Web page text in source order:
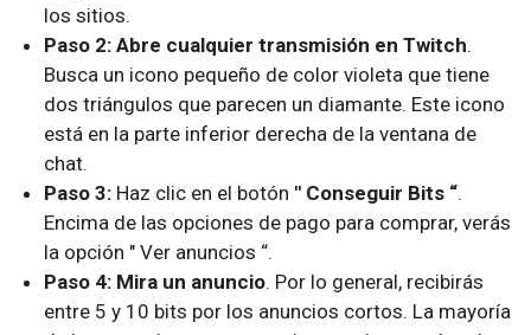
los sitios.
Paso 2: Abre cualquier transmisión en Twitch.
Busca un icono pequeño de color violeta que tiene
dos triángulos que parecen un diamante. Este icono
está en la parte inferior derecha de la ventana de
chat.
Paso 3: Haz clic en el botón " Conseguir Bits “.
Encima de las opciones de pago para comprar, verás
la opción " Ver anuncios “.
Paso 4: Mira un anuncio. Por lo general, recibirás
entre 5 y 10 bits por los anuncios cortos. La mayoría